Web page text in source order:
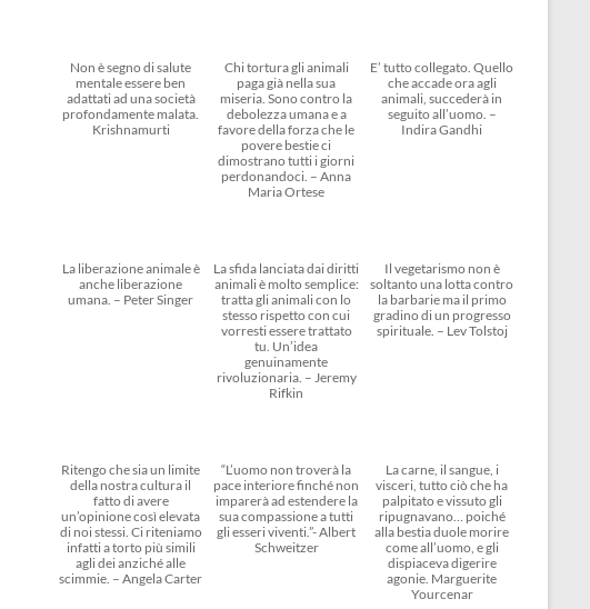
Non è segno di salute
mentale essere ben
adattati ad una società
profondamente malata.
Krishnamurti
Chi tortura gli animali
paga già nella sua
miseria. Sono contro la
debolezza umana e a
favore della forza che le
povere bestie ci
dimostrano tutti i giorni
perdonandoci. – Anna
Maria Ortese
E’ tutto collegato. Quello
che accade ora agli
animali, succederà in
seguito all’uomo. –
Indira Gandhi
La liberazione animale è
anche liberazione
umana. – Peter Singer
La sfida lanciata dai diritti
animali è molto semplice:
tratta gli animali con lo
stesso rispetto con cui
vorresti essere trattato
tu. Un’idea
genuinamente
rivoluzionaria. – Jeremy
Rifkin
Il vegetarismo non è
soltanto una lotta contro
la barbarie ma il primo
gradino di un progresso
spirituale. – Lev Tolstoj
Ritengo che sia un limite
della nostra cultura il
fatto di avere
un’opinione così elevata
di noi stessi. Ci riteniamo
infatti a torto più simili
agli dei anziché alle
scimmie. – Angela Carter
“L’uomo non troverà la
pace interiore finché non
imparerà ad estendere la
sua compassione a tutti
gli esseri viventi.”- Albert
Schweitzer
La carne, il sangue, i
visceri, tutto ciò che ha
palpitato e vissuto gli
ripugnavano… poiché
alla bestia duole morire
come all’uomo, e gli
dispiaceva digerire
agonie. Marguerite
Yourcenar